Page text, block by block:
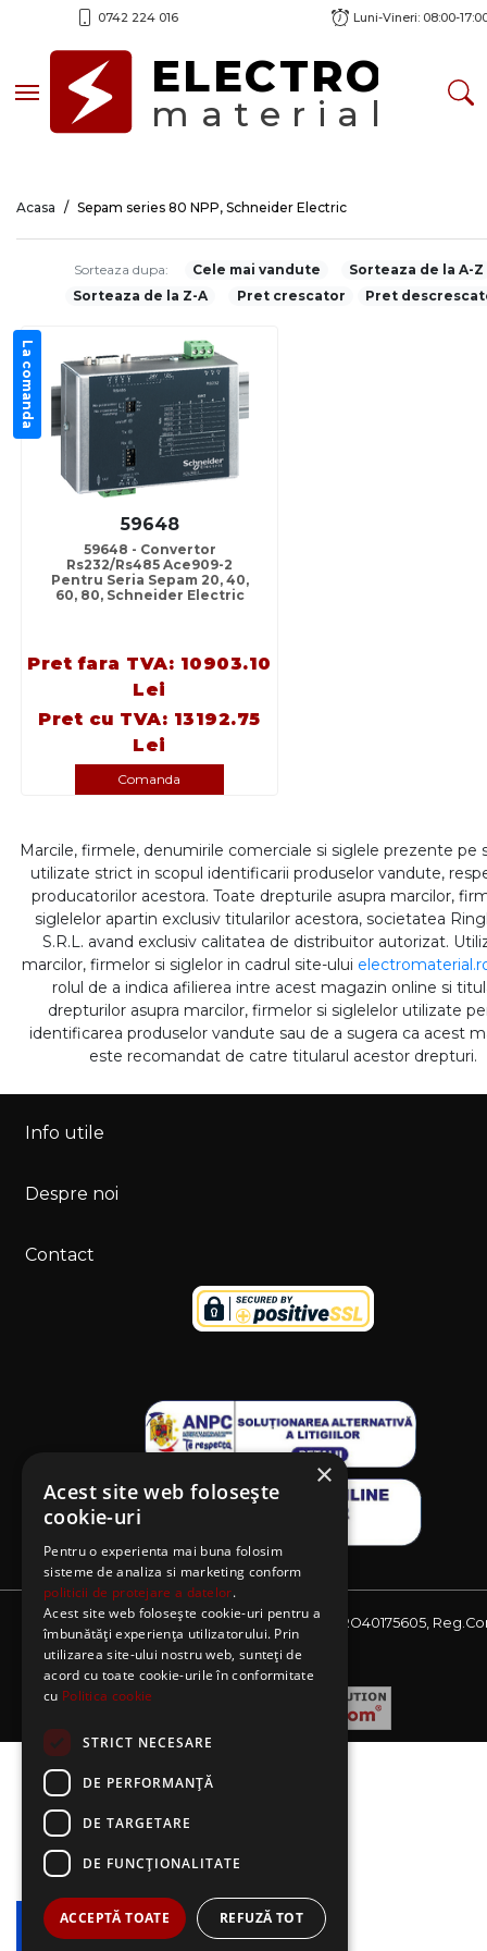
0742 224 016 Luni-Vineri: 08:00-
Toggle navigationELECTRO
material
Acasa Sepam series 80 NPP, Schneider Electric
Sorteaza dupa: Cele mai vandute
Sorteaza de la A-Z
Sorteaza de la Z-A
Pret crescator Pret
La comanda
59648
59648 - Convertor
Rs232/Rs485 Ace909-2
Pentru Seria Sepam 20, 40,
60, 80, Schneider Electric
Pret fara TVA: 10903.10
Lei
Pret cu TVA: 13192.75
Lei
Comanda
Marcile, firmele, denumirile comerciale si siglele prezente pe
utilizate strict in scopul identificarii produselor vandute,
producatorilor acestora. Toate drepturile asupra marcilor,
siglelelor apartin exclusiv titularilor acestora, societatea
S.R.L. avand exclusiv calitatea de distribuitor autorizat.
marcilor, firmelor si siglelor in cadrul site-ului
rolul de a indica afilierea intre acest magazin online si
drepturilor asupra marcilor, firmelor si siglelelor utilizate
identificarea produselor vandute sau de a sugera ca acest
este recomandat de catre titularul acestor drepturi.
Info utile
Despre noi
Contact
Website detinut de AE Sagres SRL, CIF: RO40175605,
J08/2727/2018
×
Acest site web folosește
cookie-uri
Pentru o experienta mai buna folosim
sisteme de analiza si marketing conform
politicii de protejare a datelor.
Acest site web folosește cookie-uri pentru a
îmbunătăți experiența utilizatorului. Prin
utilizarea site-ului nostru web, sunteți de
acord cu toate cookie-urile în conformitate
cu Politica cookie
STRICT NECESARE
DE PERFORMANȚĂ
DE TARGETARE
DE FUNCŢIONALITATE
ACCEPTĂ TOATE REFUZĂ TOT